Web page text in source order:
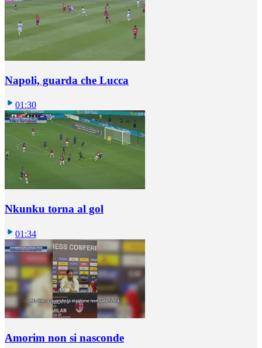
Napoli, guarda che Lucca
01:30
Nkunku torna al gol
01:34
Amorim non si nasconde